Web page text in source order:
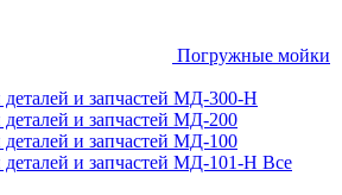
Погружные мойки
и запчастей МД-300-H
и запчастей МД-200
и запчастей МД-100
деталей и запчастей МД-101-Н Все